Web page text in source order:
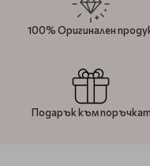
100% Оригинален
Подарък към